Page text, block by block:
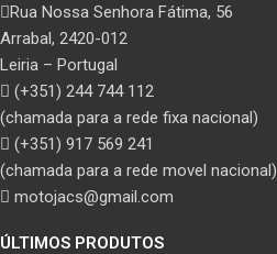
Rua Nossa Senhora Fátima, 56
Arrabal, 2420-012
Leiria – Portugal
(+351) 244 744 112
(chamada para a rede fixa nacional)
(+351) 917 569 241
(chamada para a rede movel nacional)
motojacs@gmail.com
ÚLTIMOS PRODUTOS